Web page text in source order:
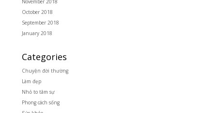
November 2018
October 2018
September 2018
January 2018
Categories
Chuyện đời thường
Làm đẹp
Nhỏ to tâm sự
Phong cách sống